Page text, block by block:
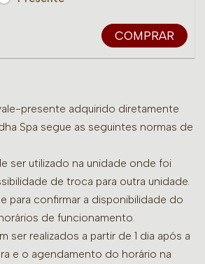
COMPRAR
presente adquirido diretamente
Spa segue as seguintes normas de
ser utilizado na unidade onde foi
de troca para outra unidade.
para confirmar a disponibilidade do
de funcionamento.
ser realizados a partir de 1 dia após a
e o agendamento do horário na